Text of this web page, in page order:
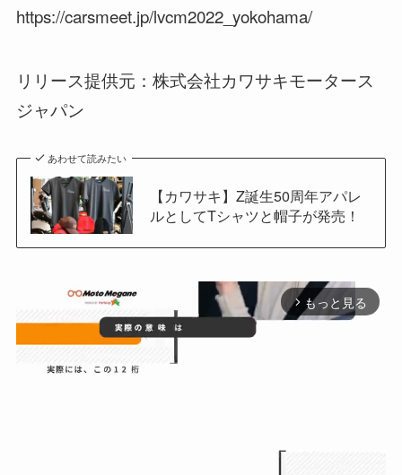
https://carsmeet.jp/lvcm2022_yokohama/
リリース提供元：株式会社カワサキモータース
ジャパン
あわせて読みたい
【カワサキ】Z誕生50周年アパレ
ルとしてTシャツと帽子が発売！
arrow_forward_ios もっと見る